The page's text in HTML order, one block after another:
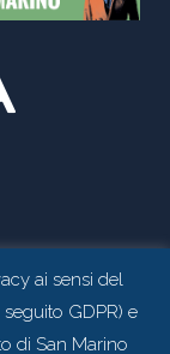
ai sensi del
GDPR) e
di San Marino